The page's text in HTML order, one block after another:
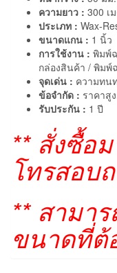
ความยาว : 300 เ
ประเภท : Wax-
ขนาดแกน : 1 นิ้ว
การใช้งาน : พิมพ์
กล่องสินค้า / พิม
จุดเด่น : ความทน
ข้อจำกัด : ราคาสู
รับประกัน : 1 ปี
** สั่งซื้อ
โทรสอบ
** สามา
ขนาดที่ต้